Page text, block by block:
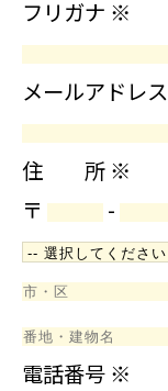
フリガナ ※
メールアドレス
住 所 ※
〒
-
電話番号 ※